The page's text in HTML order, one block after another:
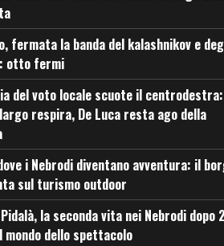
fermata la banda del kalashnikov e
otto fermi
del voto locale scuote il
respira, De Luca resta ago della
i Nebrodi diventano avventura: il
sul turismo outdoor
la seconda vita nei Nebrodi dopo
mondo dello spettacolo